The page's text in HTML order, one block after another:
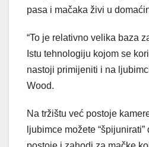
pasa i mačaka živi u
“To je relativno velika baza
Istu tehnologiju kojom se
nastoji primijeniti i na
Wood.
Na tržištu već postoje
ljubimce možete